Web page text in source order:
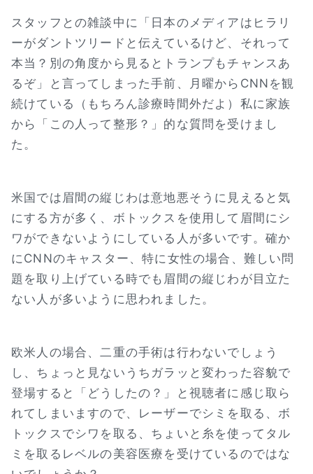
スタッフとの雑談中に「日本のメディアはヒラリ
ーがダントツリードと伝えているけど、それって
本当？別の角度から見るとトランプもチャンスあ
るぞ」と言ってしまった手前、月曜からCNNを観
続けている（もちろん診療時間外だよ）私に家族
から「この人って整形？」的な質問を受けまし
た。
米国では眉間の縦じわは意地悪そうに見えると気
にする方が多く、ボトックスを使用して眉間にシ
ワができないようにしている人が多いです。確か
にCNNのキャスター、特に女性の場合、難しい問
題を取り上げている時でも眉間の縦じわが目立た
ない人が多いように思われました。
欧米人の場合、二重の手術は行わないでしょう
し、ちょっと見ないうちガラッと変わった容貌で
登場すると「どうしたの？」と視聴者に感じ取ら
れてしまいますので、レーザーでシミを取る、ボ
トックスでシワを取る、ちょいと糸を使ってタル
ミを取るレベルの美容医療を受けているのではな